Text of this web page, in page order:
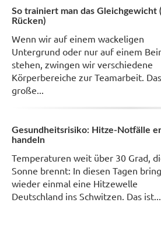
So trainiert man das Gleichgewicht
Rücken)
Wenn wir auf einem wackeligen
Untergrund oder nur auf einem
stehen, zwingen wir verschiedene
Körperbereiche zur Teamarbeit. Das
große...
Gesundheitsrisiko: Hitze-Notfälle
handeln
Temperaturen weit über 30 Grad,
Sonne brennt: In diesen Tagen
wieder einmal eine Hitzewelle
Deutschland ins Schwitzen. Das ist...